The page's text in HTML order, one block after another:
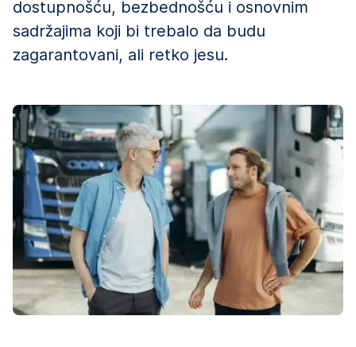
dostupnošću, bezbednošću i osnovnim
sadržajima koji bi trebalo da budu
zagarantovani, ali retko jesu.